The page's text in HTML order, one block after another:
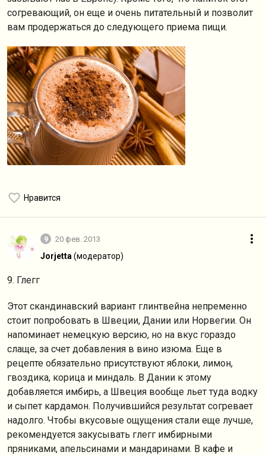
согревающий, он еще и очень питательный и позволит
вам продержаться до следующего приема пищи.
Нравится
9 20 фев. 2013
Jorjetta (модератор)
9. Глегг
Этот скандинавский вариант глинтвейна непременно
стоит попробовать в Швеции, Дании или Норвегии. Он
напоминает немецкую версию, но на вкус гораздо
слаще, за счет добавления в вино изюма. Еще в
рецепте обязательно присутствуют яблоки, лимон,
гвоздика, корица и миндаль. В Дании к этому
добавляется имбирь, а Швеция вообще льет туда водку
и сыпет кардамон. Получившийся результат согревает
надолго. Чтобы вкусовые ощущения стали еще лучше,
рекомендуется закусывать глегг имбирными
пряниками, апельсинами и мандаринами. В кафе и